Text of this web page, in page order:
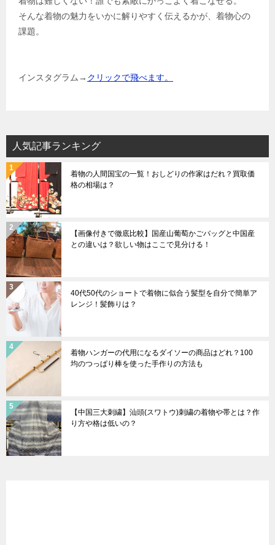
そんな着物の魅力をいかに解りやすく伝えるかが、着物心の
課題。
インスタグラム→ クリックで飛べます。
人気記事ランキング
着物の人間国宝の一覧！おしどりの作家はだれ？買取価
格の相場は？
【画像付きで徹底比較】国産山葡萄かごバッグと中国産
との違いは？欲しい物はここで見分ける！
40代50代のショートで着物に似合う髪型を自分で簡単ア
レンジ！髪飾りは？
着物ハンガーの代用になるダイソーの商品はどれ？100
均のつっぱり棒を使った手作りの方法も
【中国三大刺繍】汕頭(スワトウ)刺繍の着物や帯とは？作
り方や格は低いの？